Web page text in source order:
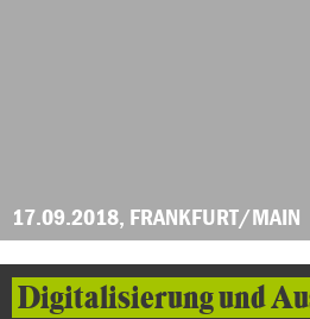
17.09.2018, FRANKFURT/MAIN
Digitalisierung und